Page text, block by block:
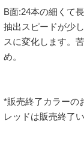
B面:24本の細くて
抽出スピードが少
スに変化します。
め。
*販売終了カラーの
レッドは販売終了